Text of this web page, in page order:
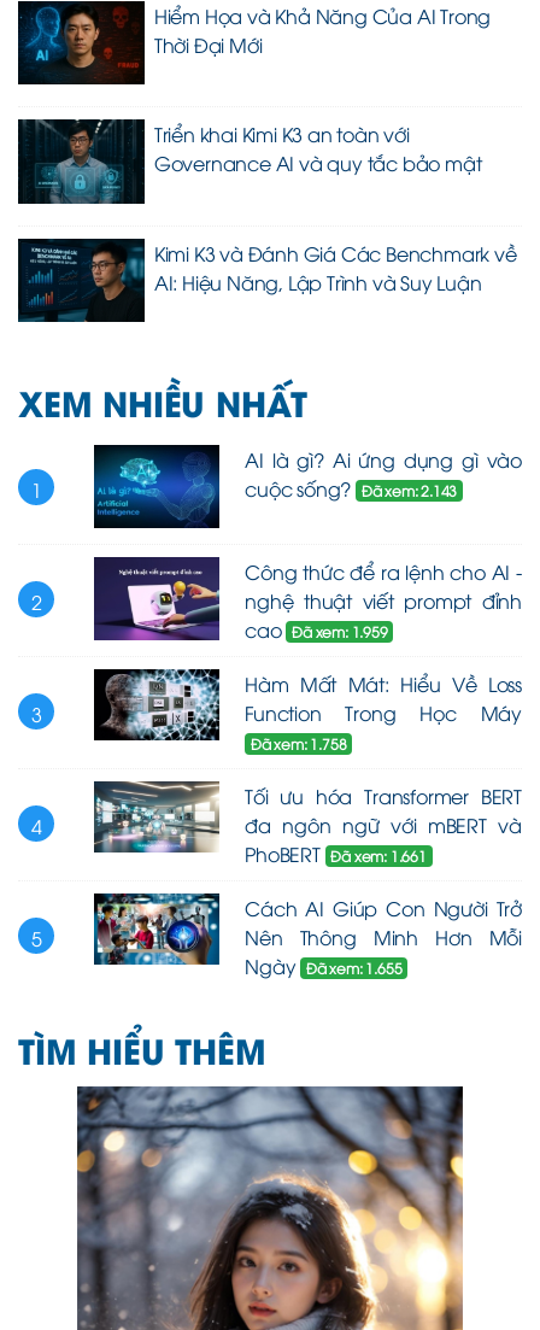
Hiểm Họa và Khả Năng Của AI Trong
Thời Đại Mới
Triển khai Kimi K3 an toàn với
Governance AI và quy tắc bảo mật
Kimi K3 và Đánh Giá Các Benchmark về
AI: Hiệu Năng, Lập Trình và Suy Luận
XEM NHIỀU NHẤT
1
AI là gì? Ai ứng dụng gì vào
cuộc sống? Đã xem: 2.143
2
Công thức để ra lệnh cho AI -
nghệ thuật viết prompt đỉnh
cao Đã xem: 1.959
3
Hàm Mất Mát: Hiểu Về Loss
Function Trong Học Máy
Đã xem: 1.758
4
Tối ưu hóa Transformer BERT
đa ngôn ngữ với mBERT và
PhoBERT Đã xem: 1.661
5
Cách AI Giúp Con Người Trở
Nên Thông Minh Hơn Mỗi
Ngày Đã xem: 1.655
TÌM HIỂU THÊM